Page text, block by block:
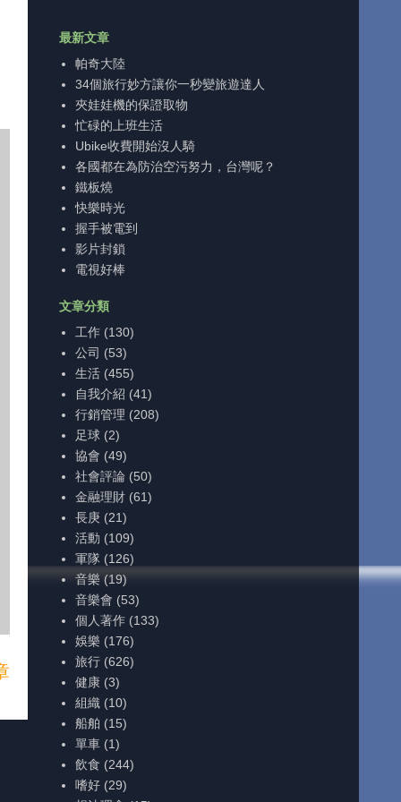
最新文章
帕奇大陸
34個旅行妙方讓你一秒變旅遊達人
夾娃娃機的保證取物
忙碌的上班生活
Ubike收費開始沒人騎
各國都在為防治空污努力，台灣呢？
鐵板燒
快樂時光
握手被電到
影片封鎖
電視好棒
文章分類
工作 (130)
公司 (53)
生活 (455)
自我介紹 (41)
行銷管理 (208)
足球 (2)
協會 (49)
社會評論 (50)
金融理財 (61)
長庚 (21)
活動 (109)
軍隊 (126)
音樂 (19)
音樂會 (53)
個人著作 (133)
娛樂 (176)
旅行 (626)
健康 (3)
組織 (10)
船舶 (15)
單車 (1)
飲食 (244)
嗜好 (29)